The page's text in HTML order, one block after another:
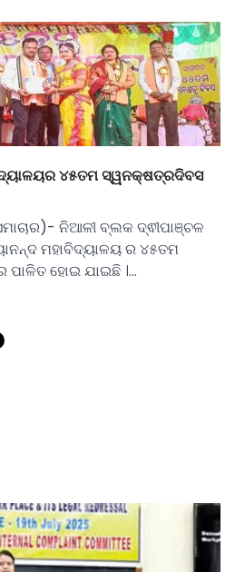
୪୫ତମ ସ୍ୱନକ୍ଷତ୍ରଦିବସ
ନିଆଳୀ ବ୍ଲକ ଦ୍ଵୀପାଞ୍ଚଳ
ମହାବିଦ୍ୟାଳୟ ର ୪୫ତମ
ପାଳିତ ହୋଇ ଯାଇଛି ।…